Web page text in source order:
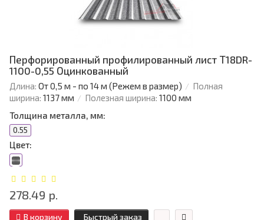
Перфорированный профилированный лист Т18DR-
1100-0,55 Оцинкованный
Длина: От 0,5 м - по 14 м (Режем в размер)
Полная
ширина: 1137 мм Полезная ширина: 1100 мм
Толщина металла, мм:
0.55
Цвет:
278.49 р.
В корзину Быстрый заказ